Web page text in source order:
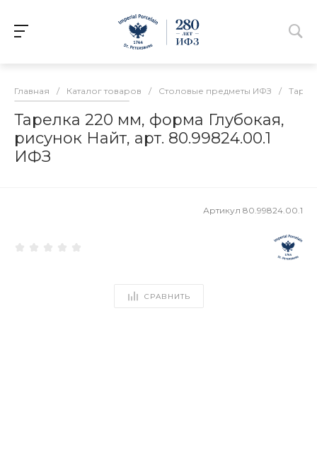
Главная / Каталог товаров / Столовые предметы ИФЗ /
Тарелка 220 мм, форма Глубокая,
рисунок Найт, арт. 80.99824.00.1
ИФЗ
Артикул 80.99824.00.1
СРАВНИТЬ